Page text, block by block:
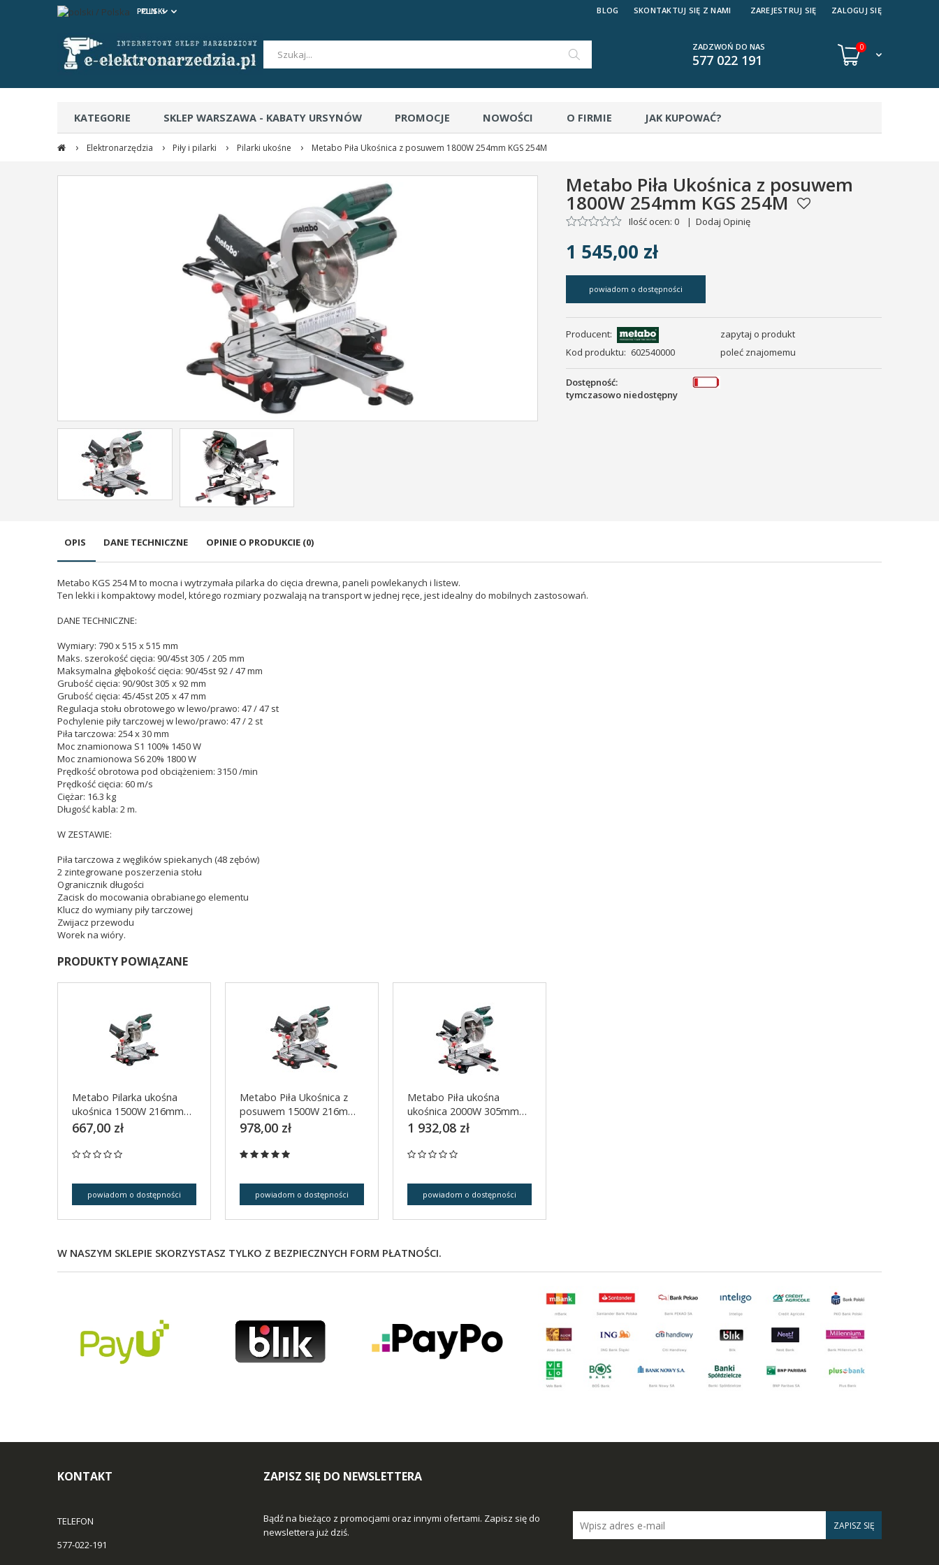
ZAREJESTRUJ SIĘ ZALOGUJ SIĘ
BLOG SKONTAKTUJ SIĘ Z NAMI
ZADZWOŃ DO NAS
577 022 191
0
KATEGORIE SKLEP WARSZAWA - KABATY URSYNÓW PROMOCJE NOWOŚCI O FIRMIE JAK KUPOWAĆ?
CERTYFIKATY BEZPIECZEŃSTWA
› Elektronarzędzia › Piły i pilarki › Pilarki ukośne › Metabo Piła Ukośnica z posuwem 1800W 254mm KGS 254M
POLSKI
PLN
Metabo Piła Ukośnica z posuwem
1800W 254mm KGS 254M
Ilość ocen: 0 | Dodaj Opinię
1 545,00 zł
powiadom o dostępności
Producent:
Kod produktu: 602540000
zapytaj o produkt
poleć znajomemu
Dostępność:
tymczasowo niedostępny
OPIS DANE TECHNICZNE OPINIE O PRODUKCIE (0)
Metabo KGS 254 M to mocna i wytrzymała pilarka do cięcia drewna, paneli powlekanych i listew.
Ten lekki i kompaktowy model, którego rozmiary pozwalają na transport w jednej ręce, jest idealny do mobilnych zastosowań.
DANE TECHNICZNE:
Wymiary: 790 x 515 x 515 mm
Maks. szerokość cięcia: 90/45st 305 / 205 mm
Maksymalna głębokość cięcia: 90/45st 92 / 47 mm
Grubość cięcia: 90/90st 305 x 92 mm
Grubość cięcia: 45/45st 205 x 47 mm
Regulacja stołu obrotowego w lewo/prawo: 47 / 47 st
Pochylenie piły tarczowej w lewo/prawo: 47 / 2 st
Piła tarczowa: 254 x 30 mm
Moc znamionowa S1 100% 1450 W
Moc znamionowa S6 20% 1800 W
Prędkość obrotowa pod obciążeniem: 3150 /min
Prędkość cięcia: 60 m/s
Ciężar: 16.3 kg
Długość kabla: 2 m.
W ZESTAWIE:
Piła tarczowa z węglików spiekanych (48 zębów)
2 zintegrowane poszerzenia stołu
Ogranicznik długości
Zacisk do mocowania obrabianego elementu
Klucz do wymiany piły tarczowej
Zwijacz przewodu
Worek na wióry.
PRODUKTY POWIĄZANE
Metabo Pilarka ukośna
ukośnica 1500W 216mm
KS 216M
667,00 zł
powiadom o dostępności
Metabo Piła Ukośnica z
posuwem 1500W 216mm
KGS 216M
978,00 zł
powiadom o dostępności
Metabo Piła ukośna
ukośnica 2000W 305mm
KGS 305M
1 932,08 zł
powiadom o dostępności
W NASZYM SKLEPIE SKORZYSTASZ TYLKO Z BEZPIECZNYCH FORM PŁATNOŚCI.
KONTAKT
TELEFON
577-022-191
ZAPISZ SIĘ DO NEWSLETTERA
Bądź na bieżąco z promocjami oraz innymi ofertami. Zapisz się do
newslettera już dziś.
ZAPISZ SIĘ